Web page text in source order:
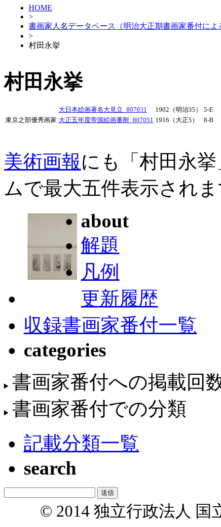
HOME
>
書画家人名データベース（明治大正期書画家番付によ
>
村田永挙
村田永挙
大日本絵画著名大見立_807031 1902（明治35）
5-E
東京之部優秀画家 大正五年度帝国絵画番附_807051 1916（大正5） 8-B
美術画報にも「村田永
ムで最大五件表示され
about
解題
凡例
更新履歴
収録書画家番付一覧
categories
書画家番付への掲載回
書画家番付での分類
記載分類一覧
search
© 2014 独立行政法人 国